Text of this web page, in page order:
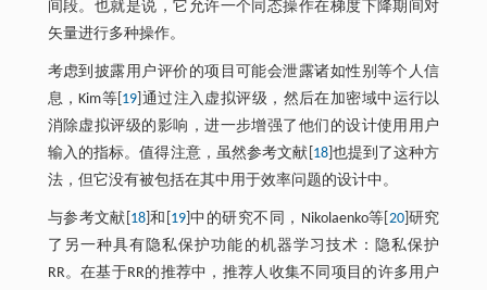
间段。也就是说，它允许一个同态操作在梯度下降期间对
矢量进行多种操作。
考虑到披露用户评价的项目可能会泄露诸如性别等个人信
息，Kim等[ 19 ]通过注入虚拟评级，然后在加密域中运行以
消除虚拟评级的影响，进一步增强了他们的设计使用用户
输入的指标。值得注意，虽然参考文献[ 18]也提到了这种方
法，但它没有被包括在其中用于效率问题的设计中。
与参考文献[ 18]和[ 19]中的研究不同，Nikolaenko等[ 20]研究
了另一种具有隐私保护功能的机器学习技术：隐私保护
RR。在基于RR的推荐中，推荐人收集不同项目的许多用户